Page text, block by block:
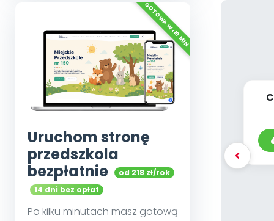
Uruchom stronę
przedszkola
bezpłatnie
od 218 zł/rok
14 dni bez opłat
Po kilku minutach masz gotową